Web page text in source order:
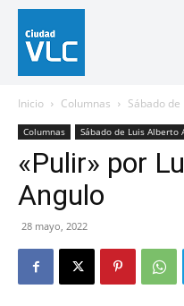
Inicio Columnas Sábado
Columnas Sábado de Luis Alberto
«Pulir» por
Angulo
28 mayo, 2022